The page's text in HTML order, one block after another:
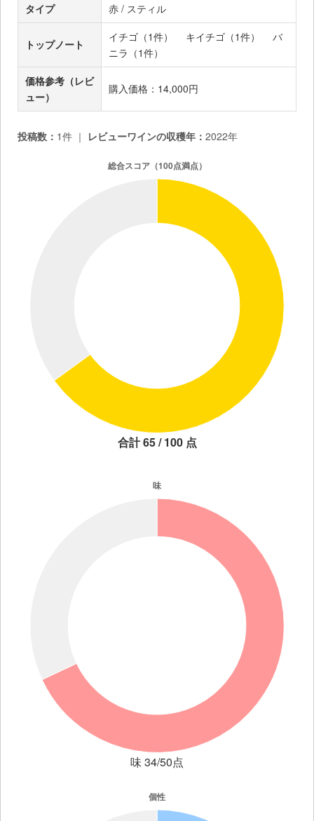
タイプ
赤 / スティル
トップノート
イチゴ（1件） キイチゴ（1件）
バ
ニラ（1件）
価格参考（レビ
ュー）
購入価格：14,000円
投稿数： 1件 ｜ レビューワインの収穫年： 2022年
合計 65 / 100 点
味 34/50点